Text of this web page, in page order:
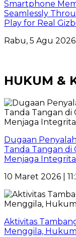
Smartphone
Seamlessly
Play for Real
Rabu, 5 Agu
HUKUM &
Dugaan
Tanda Tangan di
Menjaga
10 Maret 2026 |
Aktivitas
Menggila,